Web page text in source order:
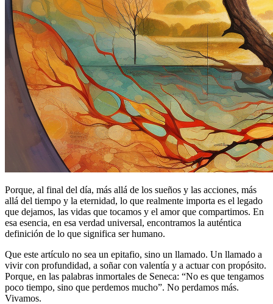
Porque, al final del día, más allá de los sueños y las acciones, más
allá del tiempo y la eternidad, lo que realmente importa es el legado
que dejamos, las vidas que tocamos y el amor que compartimos. En
esa esencia, en esa verdad universal, encontramos la auténtica
definición de lo que significa ser humano.
Que este artículo no sea un epitafio, sino un llamado. Un llamado a
vivir con profundidad, a soñar con valentía y a actuar con propósito.
Porque, en las palabras inmortales de Seneca: “No es que tengamos
poco tiempo, sino que perdemos mucho”. No perdamos más.
Vivamos.